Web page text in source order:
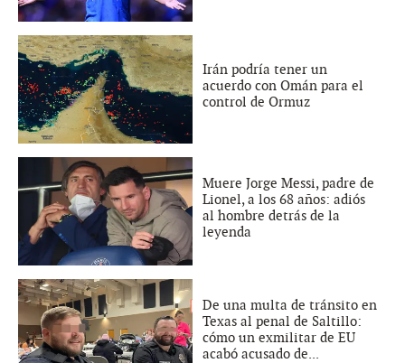
Irán podría tener un
acuerdo con Omán para el
control de Ormuz
Muere Jorge Messi, padre de
Lionel, a los 68 años: adiós
al hombre detrás de la
leyenda
De una multa de tránsito en
Texas al penal de Saltillo:
cómo un exmilitar de EU
acabó acusado de...